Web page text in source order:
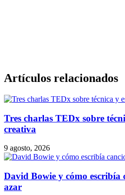
Artículos relacionados
Tres charlas TEDx sobre
creativa
9 agosto, 2026
David Bowie y cómo escribía
azar